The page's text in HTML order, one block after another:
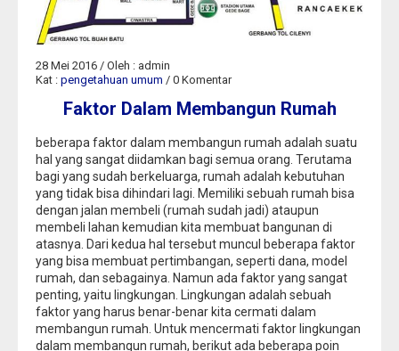
28 Mei 2016 / Oleh : admin
Kat : pengetahuan umum / 0 Komentar
Faktor Dalam Membangun Rumah
beberapa faktor dalam membangun rumah adalah suatu
hal yang sangat diidamkan bagi semua orang. Terutama
bagi yang sudah berkeluarga, rumah adalah kebutuhan
yang tidak bisa dihindari lagi. Memiliki sebuah rumah bisa
dengan jalan membeli (rumah sudah jadi) ataupun
membeli lahan kemudian kita membuat bangunan di
atasnya. Dari kedua hal tersebut muncul beberapa faktor
yang bisa membuat pertimbangan, seperti dana, model
rumah, dan sebagainya. Namun ada faktor yang sangat
penting, yaitu lingkungan. Lingkungan adalah sebuah
faktor yang harus benar-benar kita cermati dalam
membangun rumah. Untuk mencermati faktor lingkungan
dalam membangun rumah, berikut ada beberapa poin